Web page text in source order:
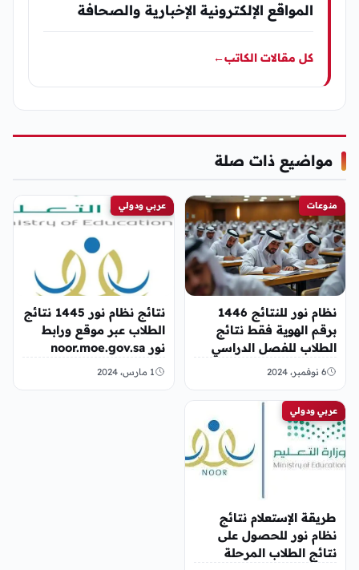
المواقع الإلكترونية الإخبارية والصحافة
كل مقالات الكاتب←
مواضيع ذات صلة
منوعات
نظام نور للنتائج 1446
برقم الهوية فقط نتائج
الطلاب للفصل الدراسي
الأول 1446 في السعودية
6 نوفمبر، 2024
عربي ودولي
نتائج نظام نور 1445 نتائج
الطلاب عبر موقع ورابط
نور noor.moe.gov.sa
1 مارس، 2024
عربي ودولي
طريقة الإستعلام نتائج
نظام نور للحصول على
نتائج الطلاب المرحلة